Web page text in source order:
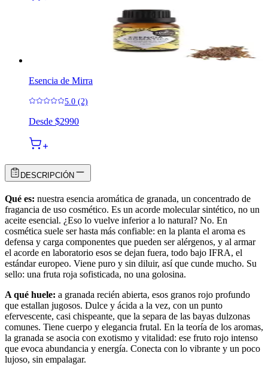
Esencia de Mirra
5.0 (2)
Desde $2990
DESCRIPCIÓN
Qué es: nuestra esencia aromática de granada, un concentrado de
fragancia de uso cosmético. Es un acorde molecular sintético, no un
aceite esencial. ¿Eso lo vuelve inferior a lo natural? No. En
cosmética suele ser hasta más confiable: en la planta el aroma es
defensa y carga componentes que pueden ser alérgenos, y al armar
el acorde en laboratorio esos se dejan fuera, todo bajo IFRA, el
estándar europeo. Viene puro y sin diluir, así que cunde mucho. Su
sello: una fruta roja sofisticada, no una golosina.
A qué huele: a granada recién abierta, esos granos rojo profundo
que estallan jugosos. Dulce y ácida a la vez, con un punto
efervescente, casi chispeante, que la separa de las bayas dulzonas
comunes. Tiene cuerpo y elegancia frutal. En la teoría de los aromas,
la granada se asocia con exotismo y vitalidad: ese fruto rojo intenso
que evoca abundancia y energía. Conecta con lo vibrante y un poco
lujoso, sin empalagar.